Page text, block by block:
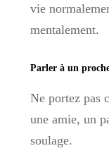
vie
mentalement.
Parler à un
Ne portez pas
une amie, un
soulage.